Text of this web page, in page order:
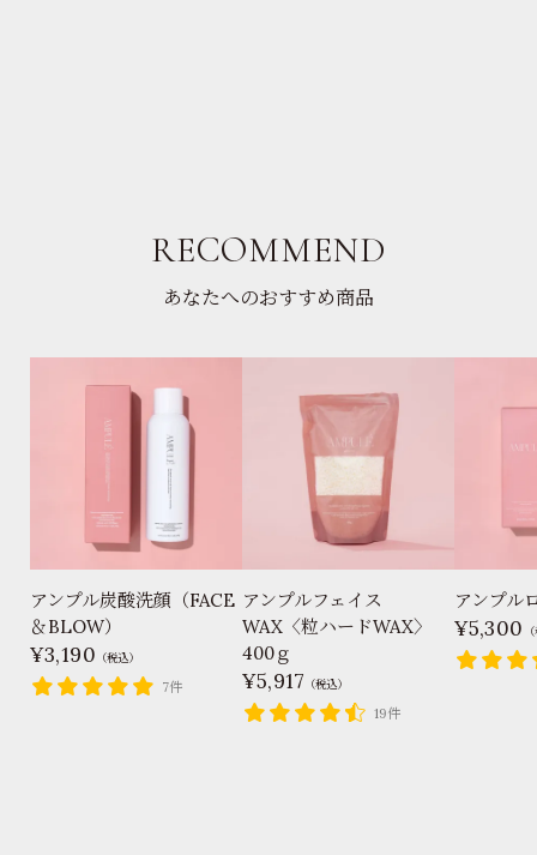
RECOMMEND
あなたへのおすすめ商品
アンプル炭酸洗顔（FACE
＆BLOW）
3,190 （税込）
7件
アンプルフェイス
WAX〈粒ハードWAX〉
400ｇ
5,917 （税込）
19件
アンプル
5,300